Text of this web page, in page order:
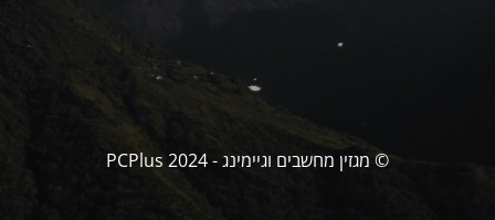
© מגזין מחשבים וגיימינג - PCPlus 2024